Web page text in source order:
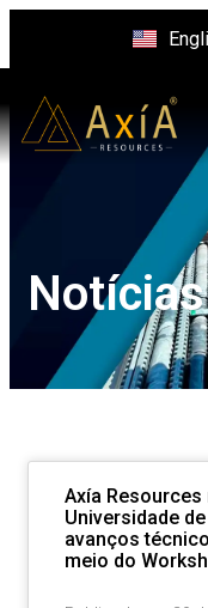
Notícias
Axía
Universidade
avanços
meio do